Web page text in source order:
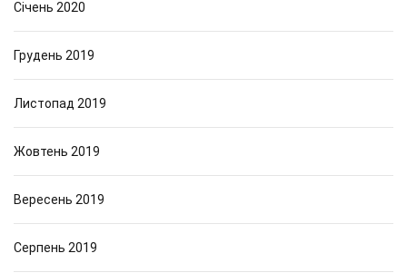
Січень 2020
Грудень 2019
Листопад 2019
Жовтень 2019
Вересень 2019
Серпень 2019